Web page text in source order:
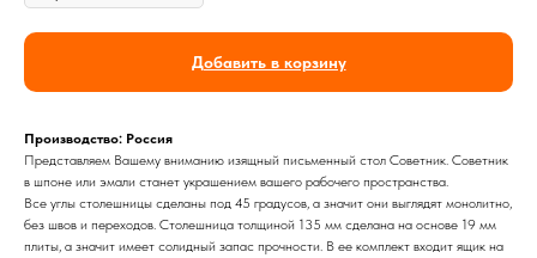
Добавить в корзину
Производство: Россия
Представляем Вашему вниманию изящный письменный стол Советник. Советник
в шпоне или эмали станет украшением вашего рабочего пространства.
Все углы столешницы сделаны под 45 градусов, а значит они выглядят монолитно,
без швов и переходов. Столешница толщиной 135 мм сделана на основе 19 мм
плиты, а значит имеет солидный запас прочности. В ее комплект входит ящик на